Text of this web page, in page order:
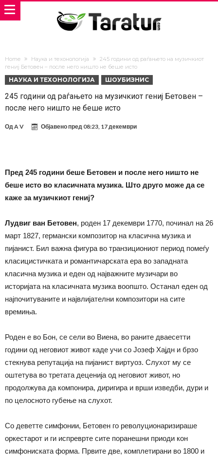
Home Наука и техонологија
245 години од раѓањето на музичкиот
гениј Бетовен – после него ништо не беше исто
НАУКА И ТЕХОНОЛОГИЈА ШОУБИЗНИС
245 години од раѓањето на музичкиот гениј Бетовен –
после него ништо не беше исто
ОдA V Објавено пред 08:23, 17 декември
Пред 245 години беше Бетовен и после него ништо не
беше исто во класичната музика. Што друго може да се
каже за музичкиот гениј?
Лудвиг ван Бетовен, роден 17 декември 1770, починал на 26
март 1827, германски композитор на класична музика и
пијанист. Бил важна фигура во транзициониот период помеѓу
класицистичката и романтичарската ера во западната
класична музика и еден од најважните музичари во
историјата на класичната музика воопшто. Останал еден од
најпочитуваните и највлијателни композитори на сите
времиња.
Роден е во Бон, се сели во Виена, во раните дваесетти
години од неговиот живот каде учи со Јозеф Хајдн и брзо
стекнува репутација на пијанист виртуоз. Слухот му се
оштетува во третата деценија од неговиот живот, но
продолжува да компонира, диригира и врши изведби, дури и
по целосното губење на слухот.
Со деветте симфонии, Бетовен го револуционаризираше
оркестарот и ги испреврте сите поранешни приоди кон
симфониската форма. Првите две, комплетирани во 1800 и